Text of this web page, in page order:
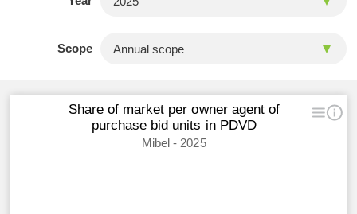
Scope
Share of market per owner agent of
purchase bid units in PDVD
Mibel - 2025